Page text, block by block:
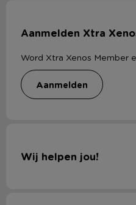
Aanmelden Xtra
Word Xtra Xenos Member
aanmelden
Wij helpen jou!